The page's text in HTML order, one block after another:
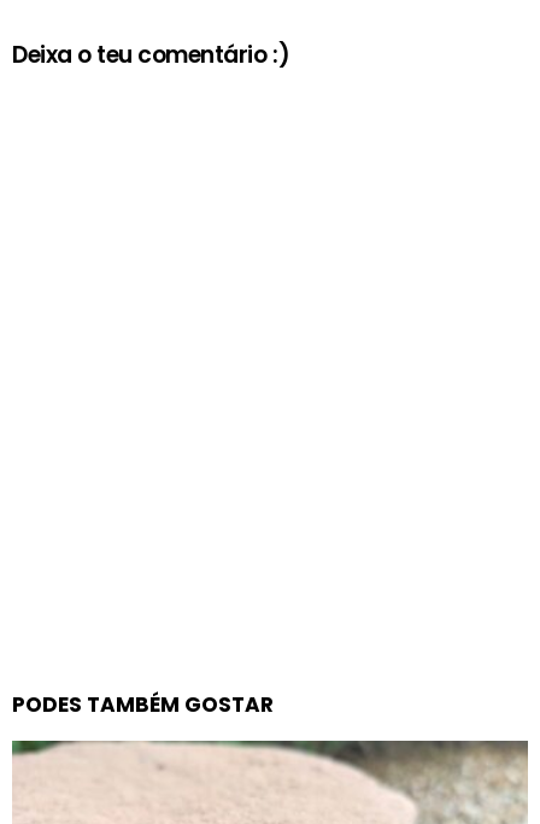
Deixa o teu comentário :)
PODES TAMBÉM GOSTAR